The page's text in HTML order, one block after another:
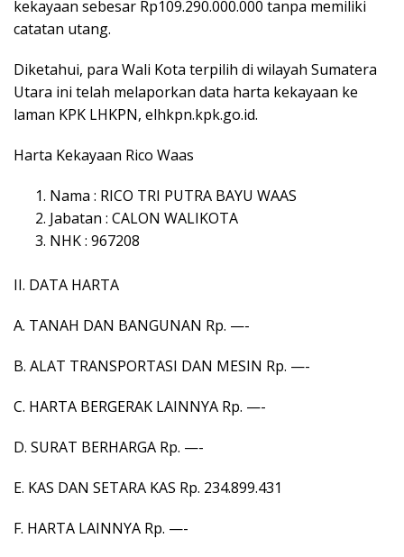
kekayaan sebesar Rp109.290.000.000 tanpa memiliki
catatan utang.
Diketahui, para Wali Kota terpilih di wilayah Sumatera
Utara ini telah melaporkan data harta kekayaan ke
laman KPK LHKPN, elhkpn.kpk.go.id.
Harta Kekayaan Rico Waas
Nama : RICO TRI PUTRA BAYU WAAS
Jabatan : CALON WALIKOTA
NHK : 967208
II. DATA HARTA
A. TANAH DAN BANGUNAN Rp. —-
B. ALAT TRANSPORTASI DAN MESIN Rp. —-
C. HARTA BERGERAK LAINNYA Rp. —-
D. SURAT BERHARGA Rp. —-
E. KAS DAN SETARA KAS Rp. 234.899.431
F. HARTA LAINNYA Rp. —-